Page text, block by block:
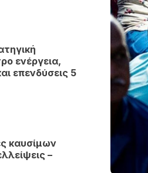
ενέργεια,
επενδύσεις 5
καυσίμων
–